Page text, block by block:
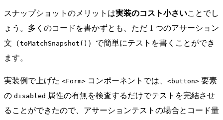
スナップショットのメリットは実装のコスト小さいことでし
ょう。多くのコードを書かずとも、ただ 1 つのアサーション
文（toMatchSnapshot() ）で簡単にテストを書くことができ
ます。
実装例で上げた <Form> コンポーネントでは、 <button> 要素
の disabled 属性の有無を検査するだけでテストを完結させ
ることができたので、アサーションテストの場合とコード量